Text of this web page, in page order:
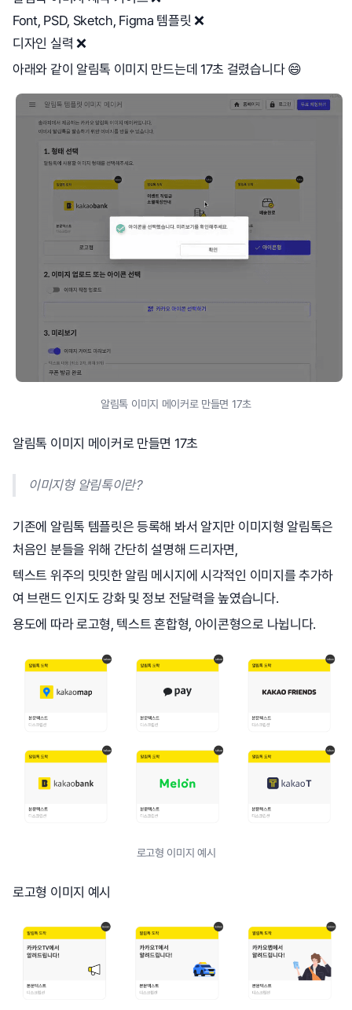
Font, PSD, Sketch, Figma 템플릿 ❌
디자인 실력 ❌
아래와 같이 알림톡 이미지 만드는데 17초 걸렸습니다 😄
알림톡 이미지 메이커로 만들면 17초
알림톡 이미지 메이커로 만들면 17초
이미지형 알림톡이란?
기존에 알림톡 템플릿은 등록해 봐서 알지만 이미지형 알림톡은
처음인 분들을 위해 간단히 설명해 드리자면,
텍스트 위주의 밋밋한 알림 메시지에 시각적인 이미지를 추가하
여 브랜드 인지도 강화 및 정보 전달력을 높였습니다.
용도에 따라 로고형, 텍스트 혼합형, 아이콘형으로 나뉩니다.
로고형 이미지 예시
로고형 이미지 예시